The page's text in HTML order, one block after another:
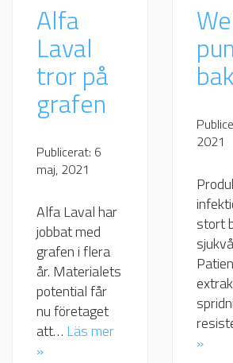
Alfa
Laval
tror på
grafen
Publicerat: 6
maj, 2021
Alfa Laval har
jobbat med
grafen i flera
år. Materialets
potential får
nu företaget
att… Läs mer
»
2021
stort
»